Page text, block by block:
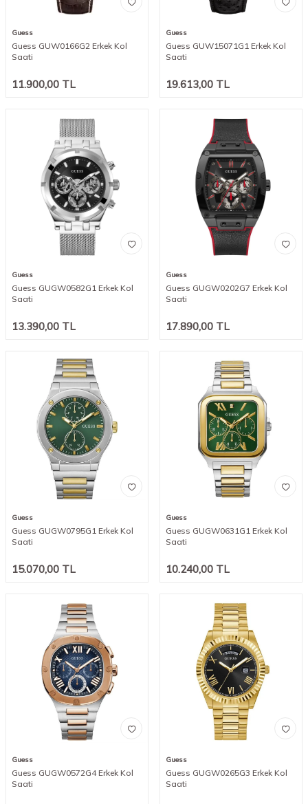
Guess
Guess GUW0166G2 Erkek Kol
Saati
11.900,00 TL
Guess
Guess GUW15071G1 Erkek Kol
Saati
19.613,00 TL
Guess
Guess GUGW0582G1 Erkek Kol
Saati
13.390,00 TL
Guess
Guess GUGW0202G7 Erkek Kol
Saati
17.890,00 TL
Guess
Guess GUGW0795G1 Erkek Kol
Saati
15.070,00 TL
Guess
Guess GUGW0631G1 Erkek Kol
Saati
10.240,00 TL
Guess
Guess GUGW0572G4 Erkek Kol
Saati
Guess
Guess GUGW0265G3 Erkek Kol
Saati